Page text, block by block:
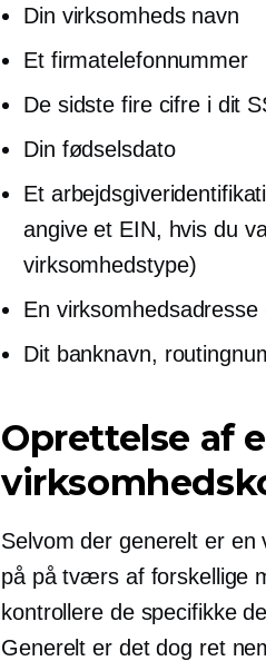
Din virksomheds navn
Et firmatelefonnummer
De sidste fire cifre i dit
Din fødselsdato
Et
angive et EIN, hvis du
virksomhedstype)
En
Dit banknavn,
Oprettelse af
Selvom der generelt er
på på tværs af forskellige
kontrollere de specifikke
Generelt er det dog ret